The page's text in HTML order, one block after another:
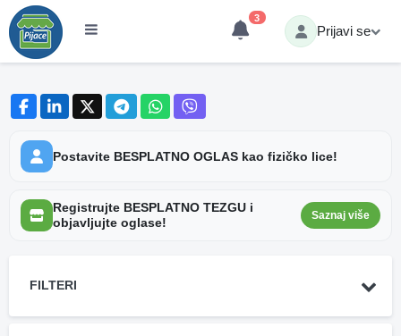
3
Prijavi se
Postavite BESPLATNO OGLAS kao fizičko lice!
Registrujte BESPLATNO TEZGU i
objavljujte oglase!
Saznaj više
FILTERI